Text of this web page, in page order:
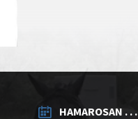
HAMAROSAN . . .